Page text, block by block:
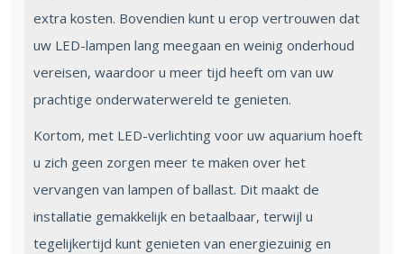
extra kosten. Bovendien kunt u erop vertrouwen dat
uw LED-lampen lang meegaan en weinig onderhoud
vereisen, waardoor u meer tijd heeft om van uw
prachtige onderwaterwereld te genieten.
Kortom, met LED-verlichting voor uw aquarium hoeft
u zich geen zorgen meer te maken over het
vervangen van lampen of ballast. Dit maakt de
installatie gemakkelijk en betaalbaar, terwijl u
tegelijkertijd kunt genieten van energiezuinig en